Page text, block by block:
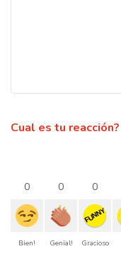
Cual es tu reacción?
0
Bien!
0
Genial!
0
FUNNY
Gracioso